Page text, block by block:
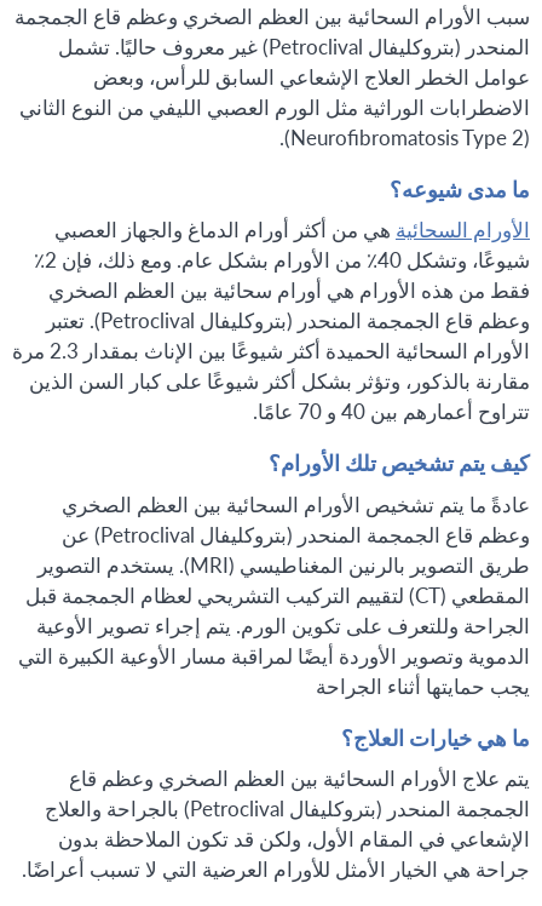
سبب الأورام السحائية بين العظم الصخري وعظم قاع الجمجمة
المنحدر (بتروكليفال Petroclival) غير معروف حاليًا. تشمل
عوامل الخطر العلاج الإشعاعي السابق للرأس، وبعض
الاضطرابات الوراثية مثل الورم العصبي الليفي من النوع الثاني
(Neurofibromatosis Type 2).
ما مدى شيوعه؟
الأورام السحائية هي من أكثر أورام الدماغ والجهاز العصبي
شيوعًا، وتشكل 40٪ من الأورام بشكل عام. ومع ذلك، فإن 2٪
فقط من هذه الأورام هي أورام سحائية بين العظم الصخري
وعظم قاع الجمجمة المنحدر (بتروكليفال Petroclival). تعتبر
الأورام السحائية الحميدة أكثر شيوعًا بين الإناث بمقدار 2.3 مرة
مقارنة بالذكور، وتؤثر بشكل أكثر شيوعًا على كبار السن الذين
تتراوح أعمارهم بين 40 و 70 عامًا.
كيف يتم تشخيص تلك الأورام؟
عادةً ما يتم تشخيص الأورام السحائية بين العظم الصخري
وعظم قاع الجمجمة المنحدر (بتروكليفال Petroclival) عن
طريق التصوير بالرنين المغناطيسي (MRI). يستخدم التصوير
المقطعي (CT) لتقييم التركيب التشريحي لعظام الجمجمة قبل
الجراحة وللتعرف على تكوين الورم. يتم إجراء تصوير الأوعية
الدموية وتصوير الأوردة أيضًا لمراقبة مسار الأوعية الكبيرة التي
يجب حمايتها أثناء الجراحة
ما هي خيارات العلاج؟
يتم علاج الأورام السحائية بين العظم الصخري وعظم قاع
الجمجمة المنحدر (بتروكليفال Petroclival) بالجراحة والعلاج
الإشعاعي في المقام الأول، ولكن قد تكون الملاحظة بدون
جراحة هي الخيار الأمثل للأورام العرضية التي لا تسبب أعراضًا.